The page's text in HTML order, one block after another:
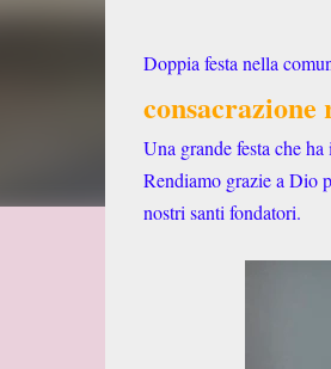
Doppia festa nella
Una grande festa che
Rendiamo grazie a Dio
nostri santi fondatori.